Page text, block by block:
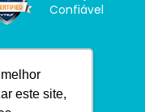
este site,